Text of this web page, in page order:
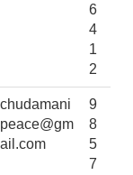
6
4
1
2
chudamani
peace@gm
ail.com
9
8
5
7